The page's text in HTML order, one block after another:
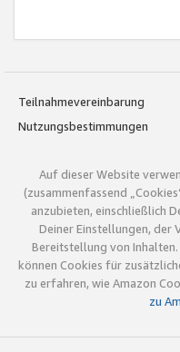
Teilnahmevereinbarung
Nutzungsbestimmungen
Auf dieser Website
(zusammenfassend
anzubieten, einschließlich
Deiner Einstellungen, der
Bereitstellung von
können Cookies für
zu erfahren, wie Amazon
zu